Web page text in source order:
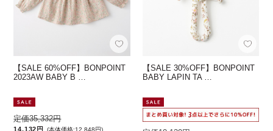
【SALE 60%OFF】BONPOINT
2023AW BABY B …
定価35,332円
14,132円
【SALE 30%OFF】BONPOINT
BABY LAPIN TA …